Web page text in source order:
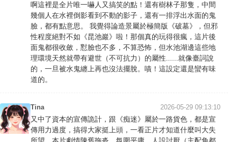
啊這裡是全片唯一嚇人又搞笑的點！還有樹林子那隻，中間
幾個人在水裡倒影看到不動的影子，還有一排浮出水面的鬼
臉，都有點意思。 我覺得論造景屬於極簡版《破墓》，但邪
性程度絕對不如《昆池巖》啦！那個真的玩得很瘋，這片後
面鬼都很收斂，懟臉也不多，不算恐怖，但水池湖邊這些地
理環境天然就帶有避世（不可抗力）的屬性......就像臺詞說
的，一旦被水鬼纏上再也沒法擺脫。嘖！這設定還是蠻有味
道的。
Tina 2026-05-29 09:13:10
又中了資本的宣傳詭計，跟《痴迷》屬於一路貨色，都是宣
傳用力過度，搞得大家挺上頭，一看正片才知道什麼叫大失